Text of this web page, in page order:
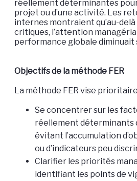
réellement déterminantes pour
projet ou d’une activité. Les
internes montraient qu’au-
critiques, l’attention
performance globale
Objectifs de la méthode FER
La méthode FER vise
Se concentrer sur les
réellement déterminants
évitant l’accumulation
ou d’indicateurs peu
Clarifier les priorités
identifiant les points de